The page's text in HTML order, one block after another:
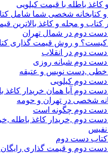
کاغذ باطله با قیمت کیلویی
و کتابخانه شخصی شما شامل
کتاب و مجله و کاغذ بالاترین
دست دوم در شمال تهران
کیست؟ و روش قیمت گذاری
دست دوم در انقلاب
دست دوم شبانه روزی
خطی ,دست نویس و عتیقه
دست دوم کیلویی
دست دوم آیا همان خریدار کاغذ
شخصی در تهران و حومه
دست دوم چگونه است
دست دوم ,خریدار کاغذ باطله
نفیس
کتاب دست دوم
دست دوم و قیمت گذاری